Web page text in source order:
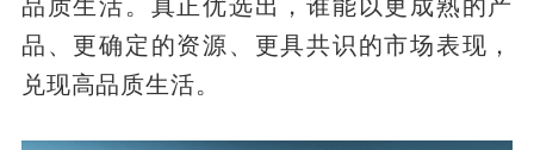
品质生活。真正优选出，谁能以更成熟的产
品、更确定的资源、更具共识的市场表现，
兑现高品质生活。